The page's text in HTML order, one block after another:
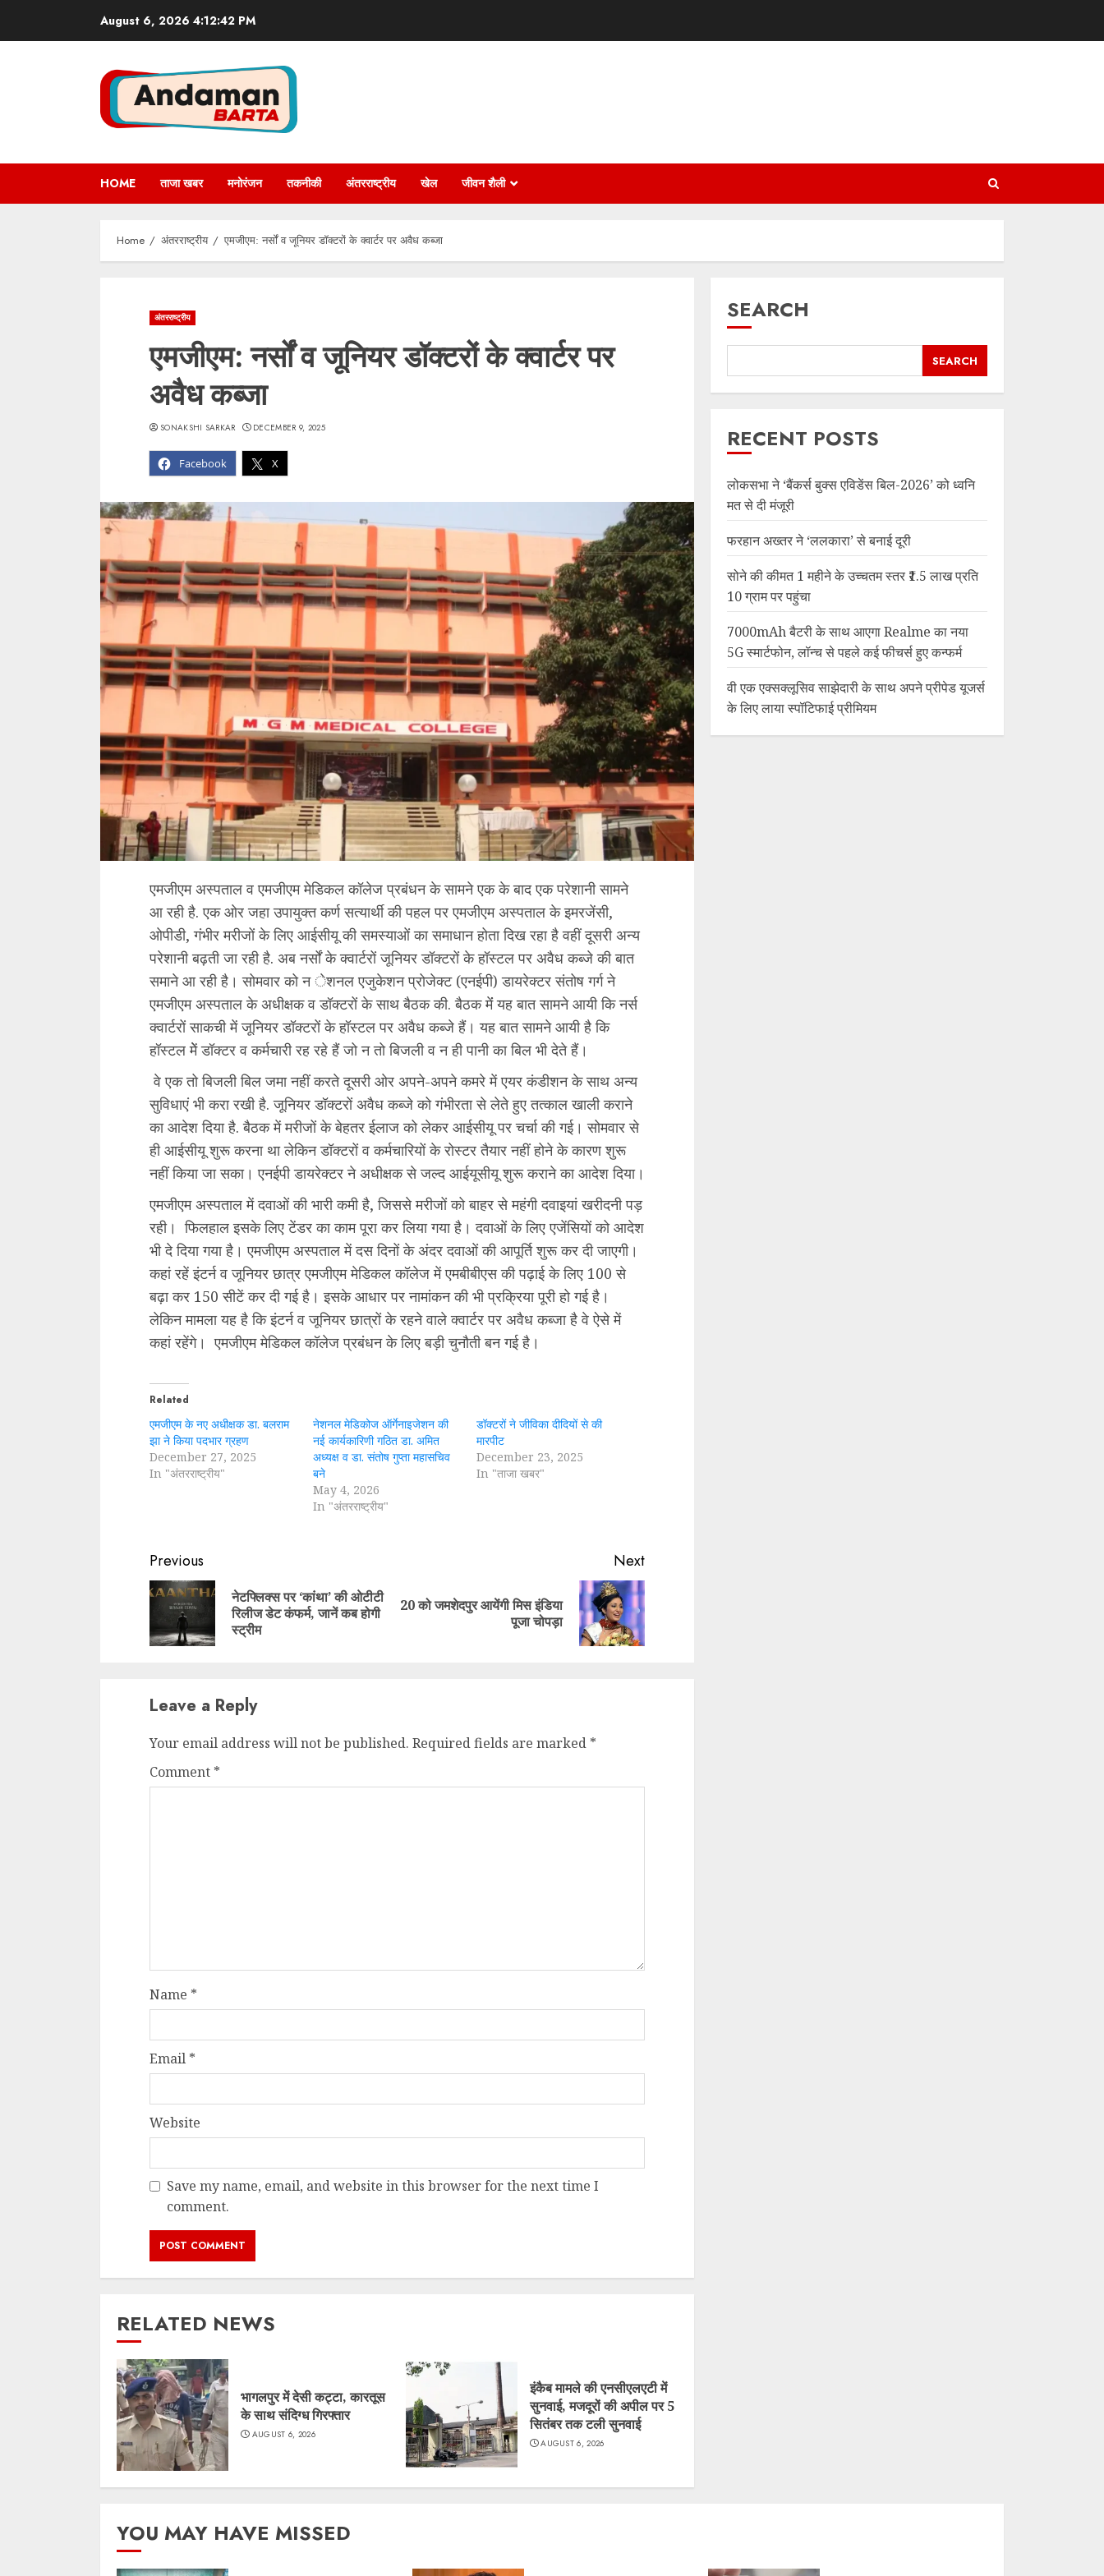
August 6, 2026 4:12:42 PM
HOME ताजा खबर मनोरंजन तकनीकी अंतरराष्ट्रीय खेल जीवन शैली
Home अंतरराष्ट्रीय एमजीएम: नर्सों व जूनियर डॉक्टरों के क्वार्टर पर अवैध कब्जा
अंतरराष्ट्रीय
एमजीएम: नर्सों व जूनियर डॉक्टरों के क्वार्टर पर
अवैध कब्जा
Facebook X
SONAKSHI SARKAR DECEMBER 9, 2025
एमजीएम अस्पताल व एमजीएम मेडिकल कॉलेज प्रबंधन के सामने एक के बाद एक परेशानी सामने
आ रही है. एक ओर जहा उपायुक्त कर्ण सत्यार्थी की पहल पर एमजीएम अस्पताल के इमरजेंसी,
ओपीडी, गंभीर मरीजों के लिए आईसीयू की समस्याओं का समाधान होता दिख रहा है वहीं दूसरी अन्य
परेशानी बढ़ती जा रही है. अब नर्सों के क्वार्टरों जूनियर डॉक्टरों के हॉस्टल पर अवैध कब्जे की बात
समाने आ रही है। सोमवार को न ेशनल एजुकेशन प्रोजेक्ट (एनईपी) डायरेक्टर संतोष गर्ग ने
एमजीएम अस्पताल के अधीक्षक व डॉक्टरों के साथ बैठक की. बैठक मेंं यह बात सामने आयी कि नर्स
क्वार्टरों साकची में जूनियर डॉक्टरों के हॉस्टल पर अवैध कब्जे हैं। यह बात सामने आयी है कि
हॉस्टल मेें डॉक्टर व कर्मचारी रह रहे हैं जो न तो बिजली व न ही पानी का बिल भी देते हैं।
वे एक तो बिजली बिल जमा नहीं करते दूसरी ओर अपने-अपने कमरे में एयर कंडीशन के साथ अन्य
सुविधाएं भी करा रखी है. जूनियर डॉक्टरों अवैध कब्जे को गंभीरता से लेते हुए तत्काल खाली कराने
का आदेश दिया है. बैठक में मरीजों के बेहतर ईलाज को लेकर आईसीयू पर चर्चा की गई। सोमवार से
ही आईसीयू शुरू करना था लेकिन डॉक्टरों व कर्मचारियों के रोस्टर तैयार नहीं होने के कारण शुरू
नहीं किया जा सका। एनईपी डायरेक्टर ने अधीक्षक से जल्द आईयूसीयू शुरू कराने का आदेश दिया।
एमजीएम अस्पताल में दवाओं की भारी कमी है, जिससे मरीजों को बाहर से महंगी दवाइयां खरीदनी पड़
रही। फिलहाल इसके लिए टेंडर का काम पूरा कर लिया गया है। दवाओं के लिए एजेंसियों को आदेश
भी दे दिया गया है। एमजीएम अस्पताल में दस दिनों के अंदर दवाओं की आपूर्ति शुरू कर दी जाएगी।
कहां रहें इंटर्न व जूनियर छात्र एमजीएम मेडिकल कॉलेज में एमबीबीएस की पढ़ाई के लिए 100 से
बढ़ा कर 150 सीटें कर दी गई है। इसके आधार पर नामांकन की भी प्रक्रिया पूरी हो गई है।
लेकिन मामला यह है कि इंटर्न व जूनियर छात्रों के रहने वाले क्वार्टर पर अवैध कब्जा है वे ऐसे में
कहां रहेंगे। एमजीएम मेडिकल कॉलेज प्रबंधन के लिए बड़ी चुनौती बन गई है।
Related
एमजीएम के नए अधीक्षक डा. बलराम
झा ने किया पदभार ग्रहण
December 27, 2025
In "अंतरराष्ट्रीय"
नेशनल मेडिकोज ऑर्गेनाइजेशन की
नई कार्यकारिणी गठित डा. अमित
अध्यक्ष व डा. संतोष गुप्ता महासचिव
बने
May 4, 2026
In "अंतरराष्ट्रीय"
डॉक्टरों ने जीविका दीदियों से की
मारपीट
December 23, 2025
In "ताजा खबर"
Continue
Reading
Previous
Previous
नेटफ्लिक्स पर ‘कांथा’ की ओटीटी
रिलीज डेट कंफर्म, जानें कब होगी
स्ट्रीम
Next
Next
20 को जमशेदपुर आयेंगी मिस इंडिया
पूजा चोपड़ा
Leave a Reply
Your email address will not be published. Required fields are marked *
Comment *
Name *
Email *
Website
Save my name, email, and website in this browser for the next time I
comment.
RELATED NEWS
भागलपुर में देसी कट्टा, कारतूस
के साथ संदिग्ध गिरफ्तार
AUGUST 6, 2026
इंकैब मामले की एनसीएलएटी में
सुनवाई, मजदूरों की अपील पर 5
सितंबर तक टली सुनवाई
AUGUST 6, 2026
SEARCH
SEARCH
RECENT POSTS
लोकसभा ने ‘बैंकर्स बुक्स एविडेंस बिल-2026’ को ध्वनि
मत से दी मंजूरी
फरहान अख्तर ने ‘ललकारा’ से बनाई दूरी
सोने की कीमत 1 महीने के उच्चतम स्तर ₹1.5 लाख प्रति
10 ग्राम पर पहुंचा
7000mAh बैटरी के साथ आएगा Realme का नया
5G स्मार्टफोन, लॉन्च से पहले कई फीचर्स हुए कन्फर्म
वी एक एक्सक्लूसिव साझेदारी के साथ अपने प्रीपेड यूजर्स
के लिए लाया स्पॉटिफाई प्रीमियम
YOU MAY HAVE MISSED